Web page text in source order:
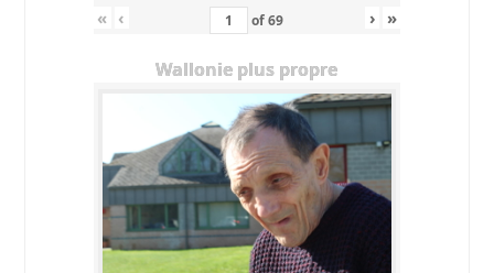
« ‹ of69 › »
Wallonie plus propre